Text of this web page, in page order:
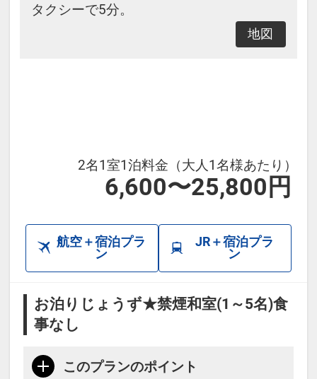
タクシーで5分。
地図
2名1室1泊料金（大人1名様あたり）
6,600〜25,800円
航空＋宿泊プラ
ン
JR＋宿泊プラ
ン
お泊りじょうず★禁煙和室(1～5名)食
事なし
このプランのポイント